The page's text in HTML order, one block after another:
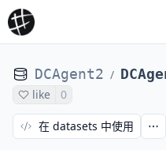
DCAgent2 /
like 0
在 datasets 中使用